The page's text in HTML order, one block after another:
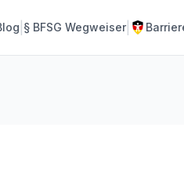
§ BFSG Wegweiser|